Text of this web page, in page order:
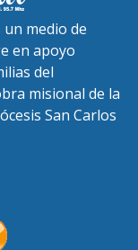
un medio de
en apoyo
del
misional de la
San Carlos